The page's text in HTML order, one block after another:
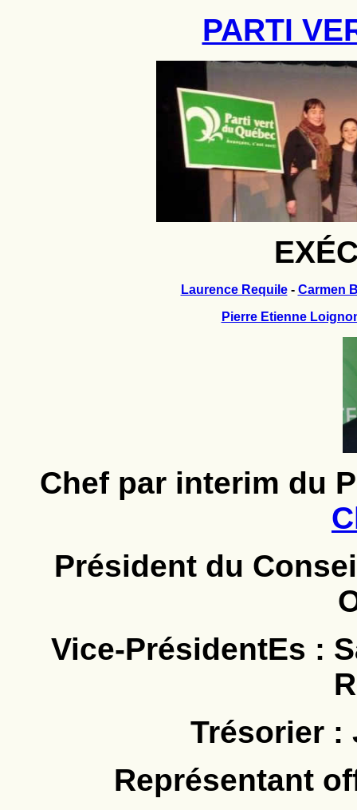
PARTI
Laurence Requile- Carmen
Pierre Etienne
Chef par interim du
Président du
Vice-PrésidentEs :
Trésorier :
Représentant